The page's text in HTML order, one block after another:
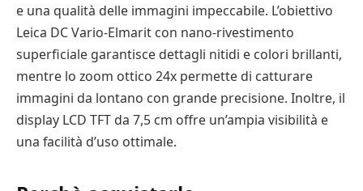
e una qualità delle immagini impeccabile. L’obiettivo
Leica DC Vario-Elmarit con nano-rivestimento
superficiale garantisce dettagli nitidi e colori brillanti,
mentre lo zoom ottico 24x permette di catturare
immagini da lontano con grande precisione. Inoltre, il
display LCD TFT da 7,5 cm offre un’ampia visibilità e
una facilità d’uso ottimale.